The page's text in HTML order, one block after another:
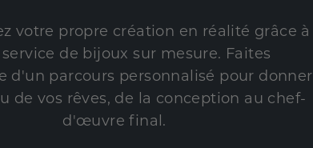
votre propre création en réalité grâce à
de bijoux sur mesure. Faites
d'un parcours personnalisé pour donner
de vos rêves, de la conception au chef-
d'œuvre final.